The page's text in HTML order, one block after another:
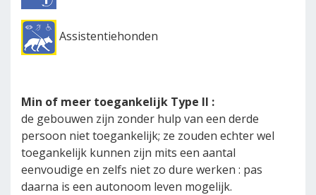
Assistentiehonden
Min of meer toegankelijk Type II :
de gebouwen zijn zonder hulp van een derde
persoon niet toegankelijk; ze zouden echter wel
toegankelijk kunnen zijn mits een aantal
eenvoudige en zelfs niet zo dure werken : pas
daarna is een autonoom leven mogelijk.